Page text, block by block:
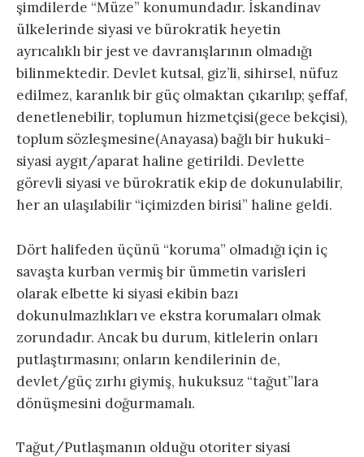
şimdilerde “Müze” konumundadır. İskandinav
ülkelerinde siyasi ve bürokratik heyetin
ayrıcalıklı bir jest ve davranışlarının olmadığı
bilinmektedir. Devlet kutsal, giz’li, sihirsel, nüfuz
edilmez, karanlık bir güç olmaktan çıkarılıp; şeffaf,
denetlenebilir, toplumun hizmetçisi(gece bekçisi),
toplum sözleşmesine(Anayasa) bağlı bir hukuki-
siyasi aygıt/aparat haline getirildi. Devlette
görevli siyasi ve bürokratik ekip de dokunulabilir,
her an ulaşılabilir “içimizden birisi” haline geldi.
Dört halifeden üçünü “koruma” olmadığı için iç
savaşta kurban vermiş bir ümmetin varisleri
olarak elbette ki siyasi ekibin bazı
dokunulmazlıkları ve ekstra korumaları olmak
zorundadır. Ancak bu durum, kitlelerin onları
putlaştırmasını; onların kendilerinin de,
devlet/güç zırhı giymiş, hukuksuz “tağut”lara
dönüşmesini doğurmamalı.
Tağut/Putlaşmanın olduğu otoriter siyasi